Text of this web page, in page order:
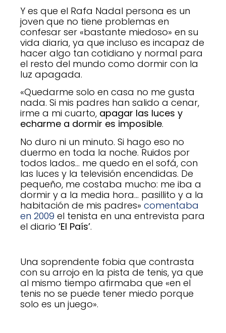
Y es que el Rafa Nadal persona es un
joven que no tiene problemas en
confesar ser «bastante miedoso» en su
vida diaria, ya que incluso es incapaz de
hacer algo tan cotidiano y normal para
el resto del mundo como dormir con la
luz apagada.
«Quedarme solo en casa no me gusta
nada. Si mis padres han salido a cenar,
irme a mi cuarto, apagar las luces y
echarme a dormir es imposible.
No duro ni un minuto. Si hago eso no
duermo en toda la noche. Ruidos por
todos lados… me quedo en el sofá, con
las luces y la televisión encendidas. De
pequeño, me costaba mucho: me iba a
dormir y a la media hora… pasillito y a la
habitación de mis padres» comentaba
en 2009 el tenista en una entrevista para
el diario ‘El País’.
Una soprendente fobia que contrasta
con su arrojo en la pista de tenis, ya que
al mismo tiempo afirmaba que «en el
tenis no se puede tener miedo porque
solo es un juego».